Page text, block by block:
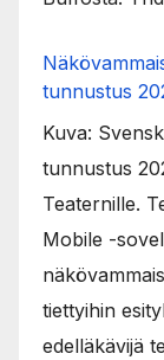
tunnustus
Kuva:
tunnustus
Teaternille.
Mobile -
tiettyihin
edelläkävijä